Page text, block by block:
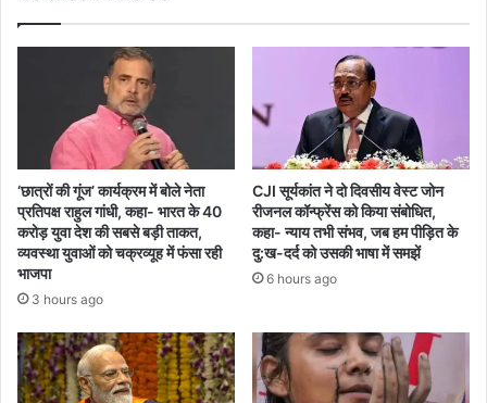
‘छात्रों की गूंज’ कार्यक्रम में बोले नेता
प्रतिपक्ष राहुल गांधी, कहा- भारत के 40
करोड़ युवा देश की सबसे बड़ी ताकत,
व्यवस्था युवाओं को चक्रव्यूह में फंसा रही
भाजपा
3 hours ago
CJI सूर्यकांत ने दो दिवसीय वेस्ट जोन
रीजनल कॉन्फ्रेंस को किया संबोधित,
कहा- न्याय तभी संभव, जब हम पीड़ित के
दु:ख-दर्द को उसकी भाषा में समझें
6 hours ago